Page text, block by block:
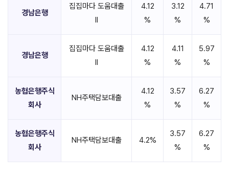
경남은행
집집마다 도움대출
II
4.12
%
3.12
%
4.71
%
경남은행
집집마다 도움대출
II
4.12
%
4.11
%
5.97
%
농협은행주식
회사
NH주택담보대출
4.12
%
3.57
%
6.27
%
농협은행주식
회사
NH주택담보대출 4.2%
3.57
%
6.27
%